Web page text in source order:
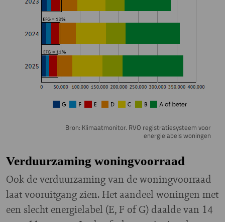
Bron: Klimaatmonitor. RVO registratiesysteem voor
energielabels woningen
Verduurzaming woningvoorraad
Ook de verduurzaming van de woningvoorraad
laat vooruitgang zien. Het aandeel woningen met
een slecht energielabel (E, F of G) daalde van 14